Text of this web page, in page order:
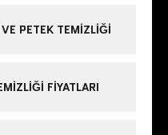
PETEK TEMIZLIĞI
FIYATLARI